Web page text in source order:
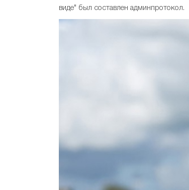
виде" был составлен админпротокол.